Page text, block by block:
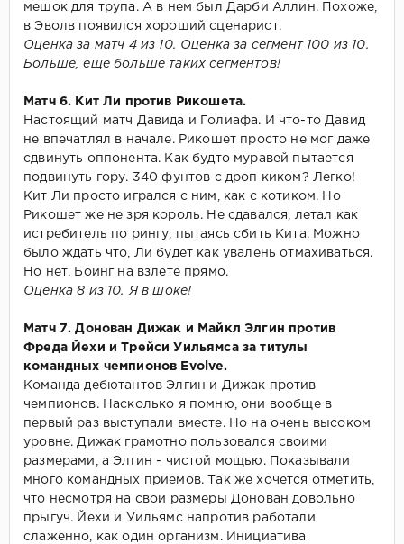
мешок для трупа. А в нем был Дарби Аллин. Похоже,
в Эволв появился хороший сценарист.
Оценка за матч 4 из 10. Оценка за сегмент 100 из 10.
Больше, еще больше таких сегментов!
Матч 6. Кит Ли против Рикошета.
Настоящий матч Давида и Голиафа. И что-то Давид
не впечатлял в начале. Рикошет просто не мог даже
сдвинуть оппонента. Как будто муравей пытается
подвинуть гору. 340 фунтов с дроп киком? Легко!
Кит Ли просто игрался с ним, как с котиком. Но
Рикошет же не зря король. Не сдавался, летал как
истребитель по рингу, пытаясь сбить Кита. Можно
было ждать что, Ли будет как увалень отмахиваться.
Но нет. Боинг на взлете прямо.
Оценка 8 из 10. Я в шоке!
Матч 7. Донован Дижак и Майкл Элгин против
Фреда Йехи и Трейси Уильямса за титулы
командных чемпионов Evolve.
Команда дебютантов Элгин и Дижак против
чемпионов. Насколько я помню, они вообще в
первый раз выступали вместе. Но на очень высоком
уровне. Дижак грамотно пользовался своими
размерами, а Элгин - чистой мощью. Показывали
много командных приемов. Так же хочется отметить,
что несмотря на свои размеры Донован довольно
прыгуч. Йехи и Уильямс напротив работали
слаженно, как один организм. Инициатива